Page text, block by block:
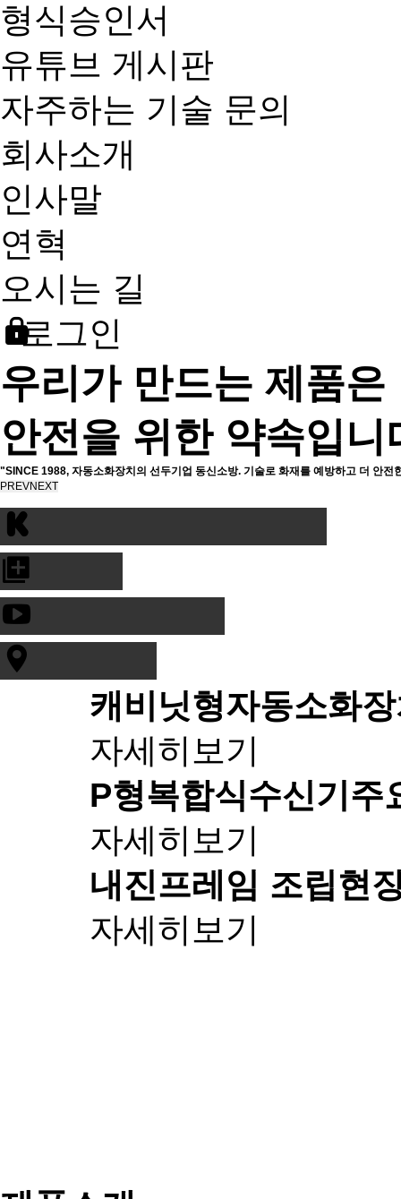
형식승인서
유튜브 게시판
자주하는 기술 문의
회사소개
인사말
연혁
오시는 길
로그인
우리가 만드는 제품은
안전을 위한 약속입니
"SINCE 1988, 자동소화장치의 선두기업 동신소방. 기술로 화재를 예방하고 더 안전
PREVNEXT
캐비닛형자동소화
자세히보기
P형복합식수신기 주
자세히보기
내진프레임 조립현
자세히보기